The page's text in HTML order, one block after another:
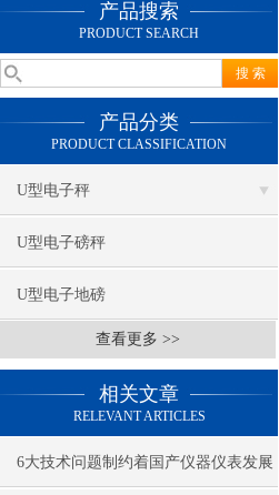
产品搜索
PRODUCT SEARCH
产品分类
PRODUCT CLASSIFICATION
U型电子秤
U型电子磅秤
U型电子地磅
查看更多 >>
相关文章
RELEVANT ARTICLES
6大技术问题制约着国产仪器仪表发展